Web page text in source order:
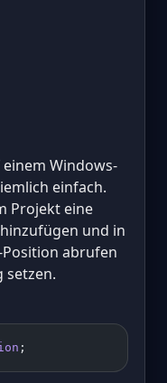
Windows-
einfach.
Projekt eine
hinzufügen und in
Position abrufen
setzen.
;